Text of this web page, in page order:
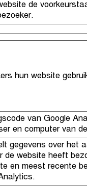
de
hun website
van Google
en computer van
gegevens over het
de website heeft
en meest recente